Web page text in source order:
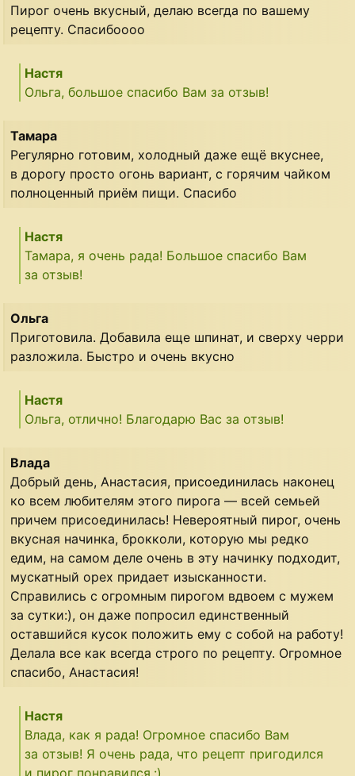
Пирог очень вкусный, делаю всегда по вашему
рецепту. Спасибоооо
Настя
Ольга, большое спасибо Вам за отзыв!
Тамара
Регулярно готовим, холодный даже ещё вкуснее,
в дорогу просто огонь вариант, с горячим чайком
полноценный приём пищи. Спасибо
Настя
Тамара, я очень рада! Большое спасибо Вам
за отзыв!
Ольга
Приготовила. Добавила еще шпинат, и сверху черри
разложила. Быстро и очень вкусно
Настя
Ольга, отлично! Благодарю Вас за отзыв!
Влада
Добрый день, Анастасия, присоединилась наконец
ко всем любителям этого пирога — всей семьей
причем присоединилась! Невероятный пирог, очень
вкусная начинка, брокколи, которую мы редко
едим, на самом деле очень в эту начинку подходит,
мускатный орех придает изысканности.
Справились с огромным пирогом вдвоем с мужем
за сутки:), он даже попросил единственный
оставшийся кусок положить ему с собой на работу!
Делала все как всегда строго по рецепту. Огромное
спасибо, Анастасия!
Настя
Влада, как я рада! Огромное спасибо Вам
за отзыв! Я очень рада, что рецепт пригодился
и пирог понравился.:)